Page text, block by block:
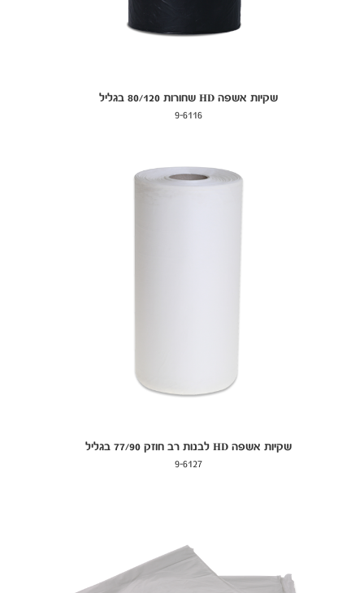
שקיות אשפה HD שחורות 80/120 בגליל
9-6116
שקיות אשפה HD לבנות רב חוזק 77/90 בגליל
9-6127